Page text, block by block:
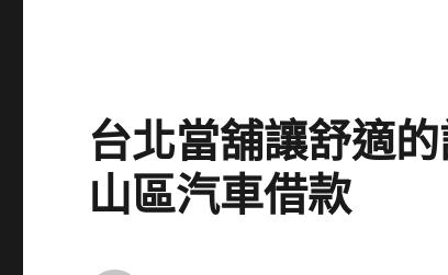
台北當舖讓舒適
山區汽車借款